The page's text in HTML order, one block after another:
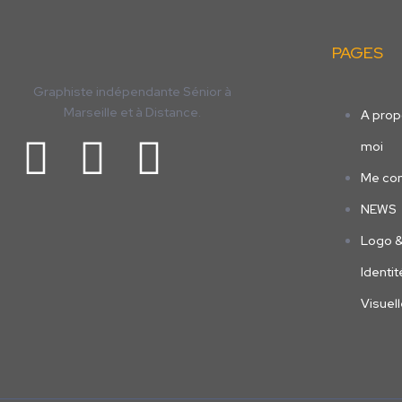
Graphiste indépendante Sénior à
Marseille et à Distance.
PAGES
A
moi
Me
NEWS
Logo